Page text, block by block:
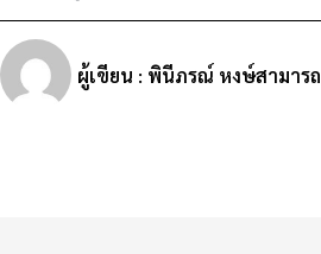
ผู้เขียน : พินีภรณ์ หงษ์สามารถ